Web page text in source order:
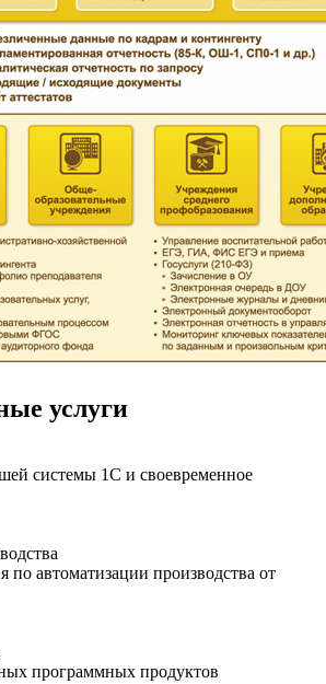
услуги
системы 1С и своевременное
автоматизации производства от
программных продуктов